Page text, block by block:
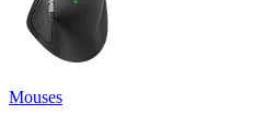
Mouses